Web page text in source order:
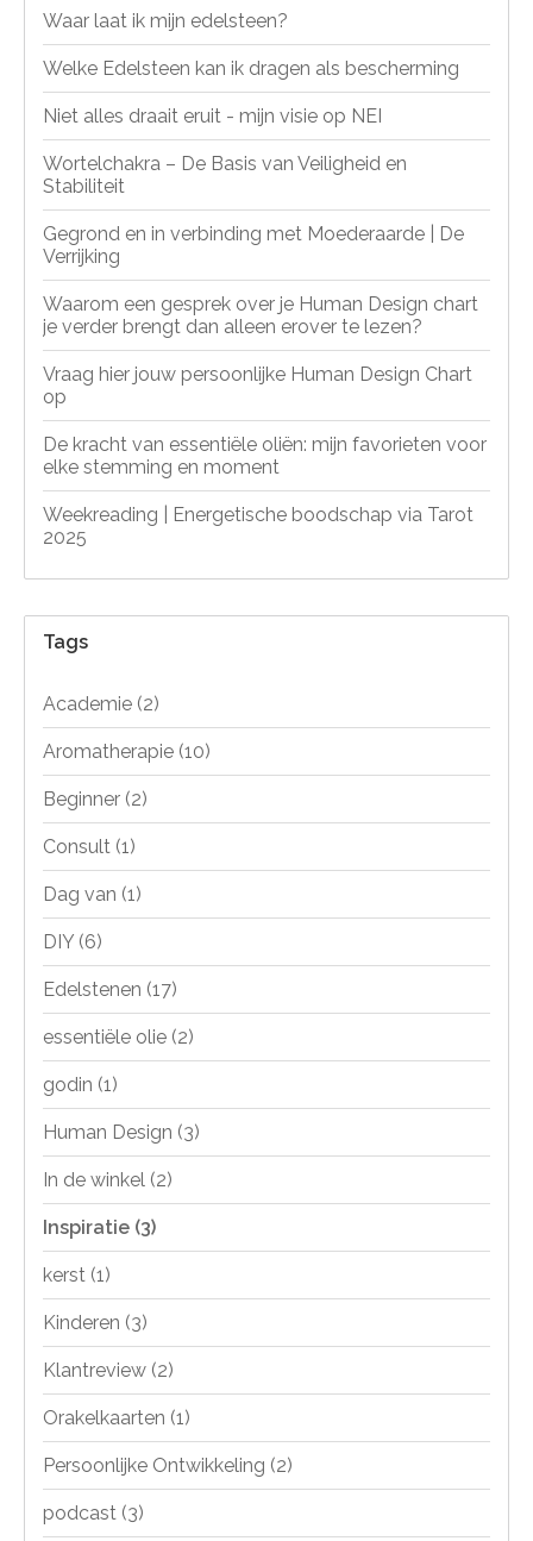
Waar laat ik mijn edelsteen?
Welke Edelsteen kan ik dragen als bescherming
Niet alles draait eruit - mijn visie op NEI
Wortelchakra – De Basis van Veiligheid en
Stabiliteit
Gegrond en in verbinding met Moederaarde | De
Verrijking
Waarom een gesprek over je Human Design chart
je verder brengt dan alleen erover te lezen?
Vraag hier jouw persoonlijke Human Design Chart
op
De kracht van essentiële oliën: mijn favorieten voor
elke stemming en moment
Weekreading | Energetische boodschap via Tarot
2025
Tags
Academie (2)
Aromatherapie (10)
Beginner (2)
Consult (1)
Dag van (1)
DIY (6)
Edelstenen (17)
essentiële olie (2)
godin (1)
Human Design (3)
In de winkel (2)
Inspiratie (3)
kerst (1)
Kinderen (3)
Klantreview (2)
Orakelkaarten (1)
Persoonlijke Ontwikkeling (2)
podcast (3)